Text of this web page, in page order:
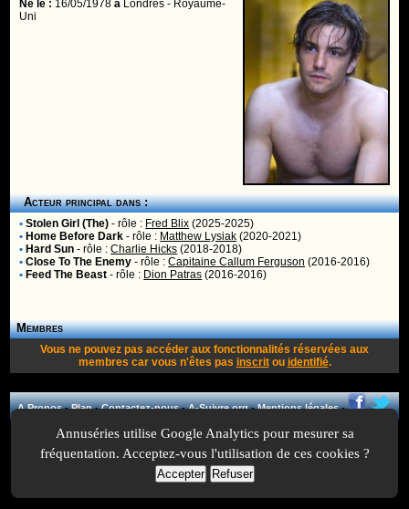
Né le : 16/05/1978à Londres - Royaume-
Uni
Acteur principal dans :
• Stolen Girl (The) - rôle : Fred Blix (2025-2025)
• Home Before Dark - rôle : Matthew Lysiak (2020-2021)
• Hard Sun - rôle :Charlie Hicks (2018-2018)
• Close To The Enemy - rôle :Capitaine Callum Ferguson (2016-2016)
• Feed The Beast - rôle : Dion Patras (2016-2016)
Membres
Vous ne pouvez pas accéder aux fonctionnalités réservées aux
membres car vous n'êtes pas inscritou identifié.
A Propos-Plan-Contactez-nous-A-Suivre.org-Mentions légales-
Annuséries utilise Google Analytics pour mesurer sa
fréquentation. Acceptez-vous l'utilisation de ces cookies ?
Accepter Refuser